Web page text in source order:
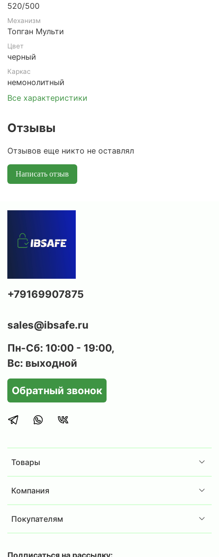
520/500
Механизм
Топган Мульти
Цвет
черный
Каркас
немонолитный
Все характеристики
Отзывы
Отзывов еще никто не оставлял
Написать отзыв
Товары
Компания
Покупателям
+79169907875
sales@ibsafe.ru
Пн-Сб: 10:00 - 19:00,
Вс: выходной
Обратный звонок
Подписаться на рассылку: